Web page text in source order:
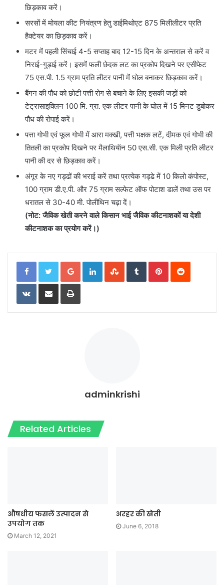
छिड़काव करें।
सरसों में मोयला कीट नियंत्रण हेतु डाईमिथोएट 875 मिलीलीटर प्रति
हैक्टेयर का छिड़काव करें।
मटर में पहली सिंचाई 4-5 सप्ताह बाद 12-15 दिन के अन्तराल से करें व
निराई-गुड़ाई करें। इसमें फली छेदक लट का प्रकोप दिखने पर एसीफेट
75 एस.पी. 1.5 ग्राम प्रति लीटर पानी में घोल बनाकर छिड़काव करें।
बैंगन की पौध को छोटी पत्ती रोग से बचाने के लिए इसकी जड़ों को
टेट्रासाइक्लिन 100 मि. ग्रा. एक लीटर पानी के घोल में 15 मिनट डुबोकर
पौध की रोपाई करें।
पत्ता गोभी एवं फूल गोभी में आरा मक्खी, पत्ती भक्षक लटें, दीमक एवं गोभी की
तितली का प्रकोप दिखने पर मैलाथियॅान 50 एस.सी. एक मिली प्रति लीटर
पानी की दर से छिड़काव करें।
अंगूर के नए गड्ढों की भराई करें तथा प्रत्येक गड्ढे में 10 किलो कंपोस्ट,
100 ग्राम डी.ए.पी. और 75 ग्राम सल्फेट ऑफ पोटाश डालें तथा उस पर
धरातल से 30-40 मी. पोलीथिन चढ़ा दें।
(नोट: जैविक खेती करने वाले किसान भाई जैविक कीटनाशकों या देशी
कीटनाशक का प्रयोग करें।)
Google+LinkedInStumbleUpon
TumblrPinterestReddit
VKontakte
Share via Email Print
adminkrishi
Related Articles
औषधीय फसलें उत्पादन से
उपयोग तक
March 12, 2021
अरहर की खेती
June 6, 2018